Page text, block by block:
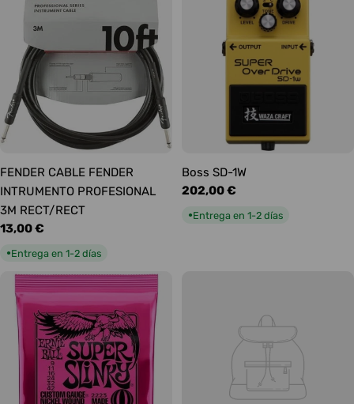
FENDER CABLE FENDER
INTRUMENTO PROFESIONAL
3M RECT/RECT
Precio
13,00 €
●Entrega en 1-2 días
Boss SD-1W
Precio
202,00 €
●Entrega en 1-2 días